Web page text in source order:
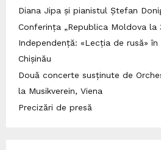
Diana Jipa și pianistul Ștefan
Conferința „Republica Moldova la
Independență: «Lecția de rusă» în
Chișinău
Două concerte susținute de
la Musikverein, Viena
Precizări de presă